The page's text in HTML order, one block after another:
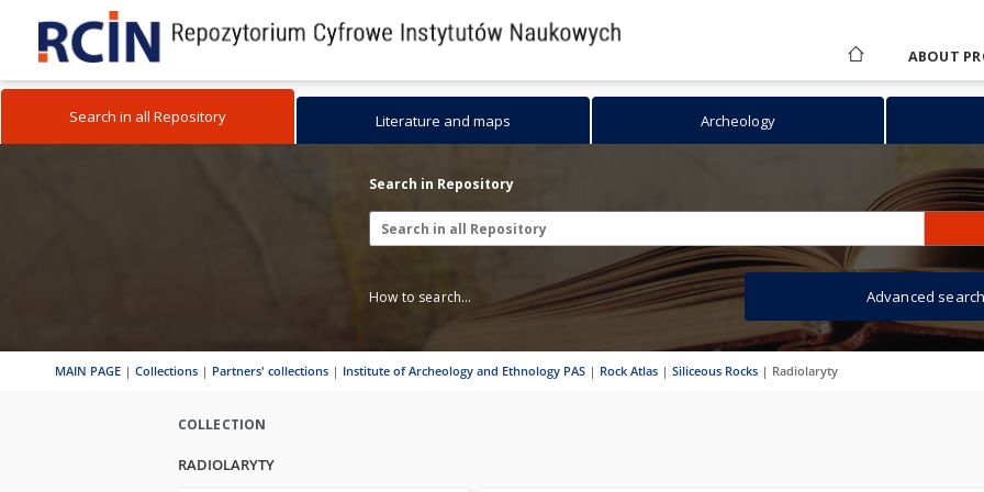
ABOUT
Search in all Repository Literature and maps Archeology
Search in Repository
How to search... Advanced
MAIN PAGE | Collections | Partners' collections | Institute of Archeology and Ethnology PAS | Rock Atlas | Siliceous Rocks | Radiolaryty
COLLECTION
RADIOLARYTY